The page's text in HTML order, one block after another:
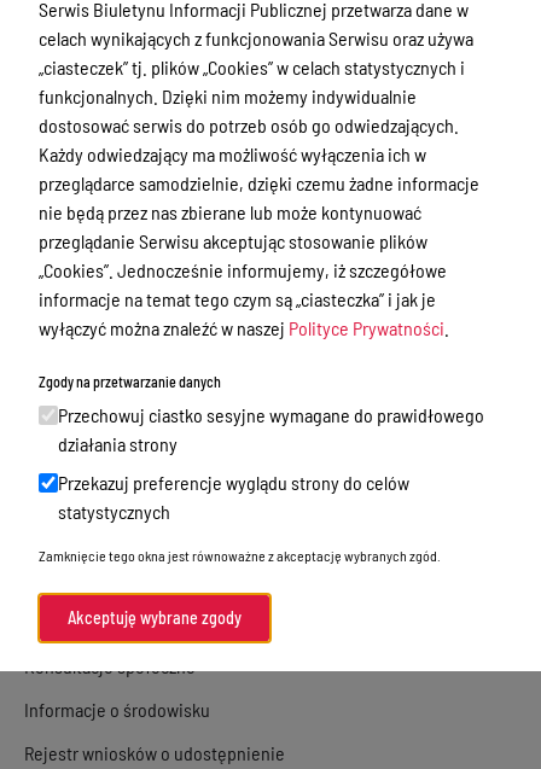
Zamówienia publiczne
Praca w Starostwie
Akty prawne
Informacje, konkursy, ogłoszenia
Plan postępowań o udzielenie
zamówień publicznych
Menu Podmiotowe
Nieodpłatna Pomoc Prawna w Powiecie
Gołdapskim
Wykazy danych o dokumentach
zawierających informacje o środowisku
i jego ochronie
Audyty i kontrole
Kontrola zarządcza i audyt
Konsultacje społeczne
Informacje o środowisku
Rejestr wniosków o udostępnienie
Serwis Biuletynu Informacji Publicznej przetwarza dane w
celach wynikających z funkcjonowania Serwisu oraz używa
„ciasteczek” tj. plików „Cookies” w celach statystycznych i
funkcjonalnych. Dzięki nim możemy indywidualnie
dostosować serwis do potrzeb osób go odwiedzających.
Każdy odwiedzający ma możliwość wyłączenia ich w
przeglądarce samodzielnie, dzięki czemu żadne informacje
nie będą przez nas zbierane lub może kontynuować
przeglądanie Serwisu akceptując stosowanie plików
„Cookies”. Jednocześnie informujemy, iż szczegółowe
informacje na temat tego czym są „ciasteczka” i jak je
wyłączyć można znaleźć w naszej Polityce Prywatności
Zgody na przetwarzanie danych
Przechowuj ciastko sesyjne wymagane do prawidłowego
działania strony
Przekazuj preferencje wyglądu strony do celów
statystycznych
Zamknięcie tego okna jest równoważne z akceptację wybranych zgód.
Akceptuję wybrane zgody